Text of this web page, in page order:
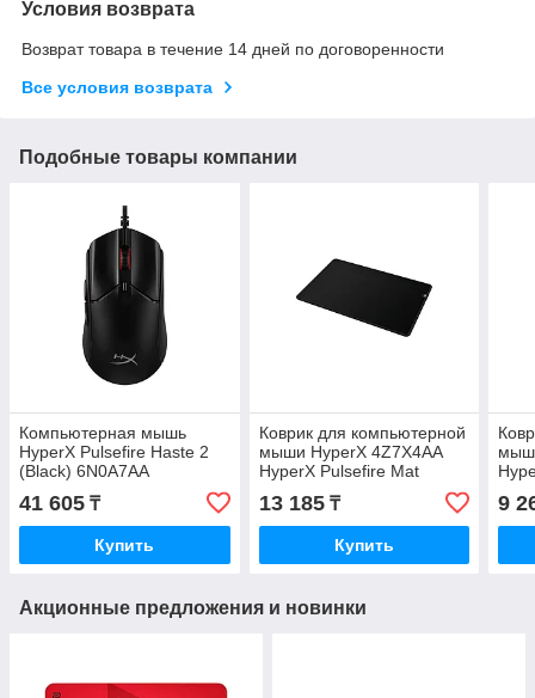
Условия возврата
Возврат товара в течение 14 дней по договоренности
Все условия возврата
Подобные товары компании
Компьютерная мышь
HyperX Pulsefire Haste 2
(Black) 6N0A7AA
41 605 ₸
Купить
Коврик для компьютерной
мыши HyperX 4Z7X4AA
HyperX Pulsefire Mat
(Large) Чёрный
13 185₸
Купить
9
Акционные предложения и новинки